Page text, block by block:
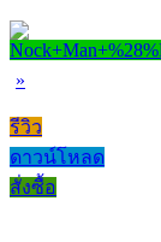
»
รีวิว
ดาวน์โหลด
สั่งซื้อ